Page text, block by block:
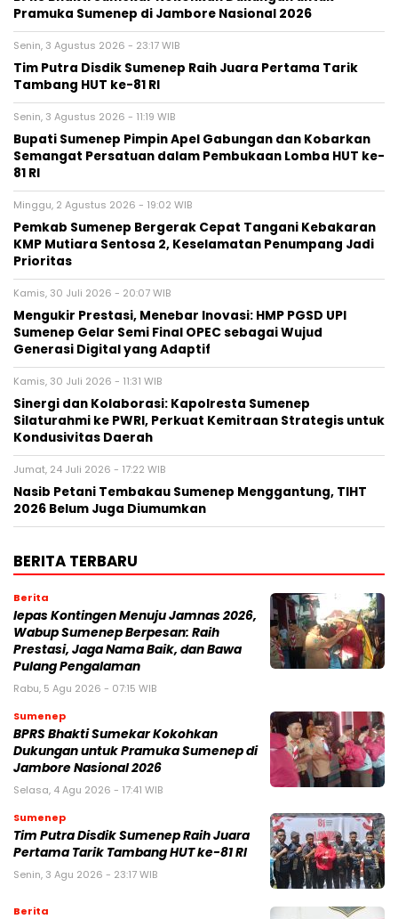
Pramuka Sumenep di Jambore Nasional 2026
Senin, 3 Agustus 2026 - 23:17 WIB
Tim Putra Disdik Sumenep Raih Juara Pertama Tarik
Tambang HUT ke-81 RI
Senin, 3 Agustus 2026 - 11:19 WIB
Bupati Sumenep Pimpin Apel Gabungan dan Kobarkan
Semangat Persatuan dalam Pembukaan Lomba HUT ke-
81 RI
Minggu, 2 Agustus 2026 - 19:02 WIB
Pemkab Sumenep Bergerak Cepat Tangani Kebakaran
KMP Mutiara Sentosa 2, Keselamatan Penumpang Jadi
Prioritas
Kamis, 30 Juli 2026 - 20:07 WIB
Mengukir Prestasi, Menebar Inovasi: HMP PGSD UPI
Sumenep Gelar Semi Final OPEC sebagai Wujud
Generasi Digital yang Adaptif
Kamis, 30 Juli 2026 - 11:31 WIB
Sinergi dan Kolaborasi: Kapolresta Sumenep
Silaturahmi ke PWRI, Perkuat Kemitraan Strategis untuk
Kondusivitas Daerah
Jumat, 24 Juli 2026 - 17:22 WIB
Nasib Petani Tembakau Sumenep Menggantung, TIHT
2026 Belum Juga Diumumkan
BERITA TERBARU
Berita
lepas Kontingen Menuju Jamnas 2026,
Wabup Sumenep Berpesan: Raih
Prestasi, Jaga Nama Baik, dan Bawa
Pulang Pengalaman
Rabu, 5 Agu 2026 - 07:15 WIB
Sumenep
BPRS Bhakti Sumekar Kokohkan
Dukungan untuk Pramuka Sumenep di
Jambore Nasional 2026
Selasa, 4 Agu 2026 - 17:41 WIB
Sumenep
Tim Putra Disdik Sumenep Raih Juara
Pertama Tarik Tambang HUT ke-81 RI
Senin, 3 Agu 2026 - 23:17 WIB
Berita